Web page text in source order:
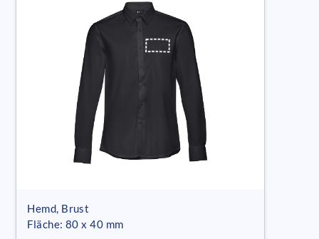
Hemd, Brust
Fläche: 80 x 40 mm